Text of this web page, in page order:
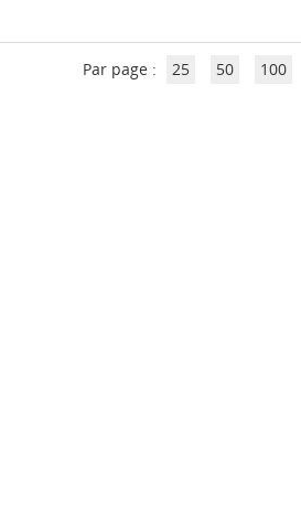
Par page : 25 50 100